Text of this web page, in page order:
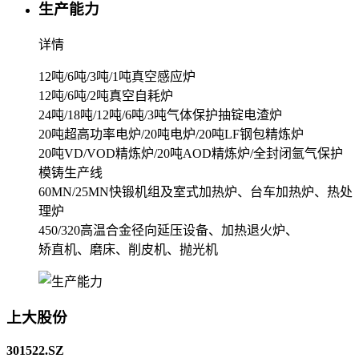
生产能力
详情
12吨/6吨/3吨/1吨真空感应炉
12吨/6吨/2吨真空自耗炉
24吨/18吨/12吨/6吨/3吨气体保护抽锭电渣炉
20吨超高功率电炉/20吨电炉/20吨LF钢包精炼炉
20吨VD/VOD精炼炉/20吨AOD精炼炉/全封闭氩气保护
模铸生产线
60MN/25MN快锻机组及室式加热炉、台车加热炉、热处
理炉
450/320高温合金径向延压设备、加热退火炉、
矫直机、磨床、削皮机、抛光机
上大股份
301522.SZ